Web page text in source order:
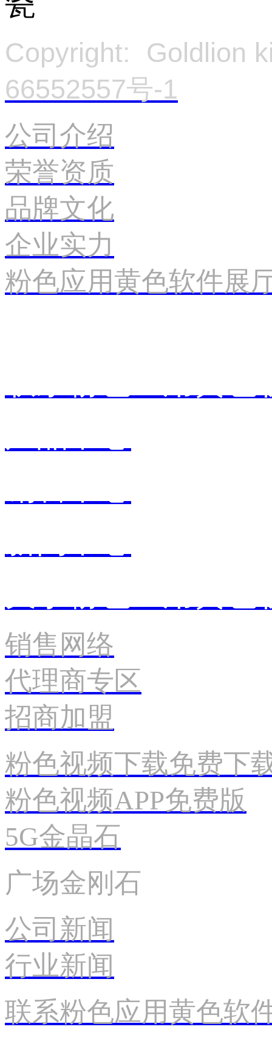
Copyright:
66552557号-1
公司介绍
荣誉资质
品牌文化
企业实力
粉色应用黄色软件展
销售网络
代理商专区
招商加盟
粉色视频下载免费下
粉色视频APP免费版
5G金晶石
广场金刚石
公司新闻
行业新闻
联系粉色应用黄色软